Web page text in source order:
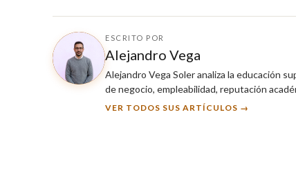
ESCRITO POR
Alejandro Vega
Alejandro Vega Soler analiza la educación
de negocio, empleabilidad, reputación
VER TODOS SUS ARTÍCULOS →